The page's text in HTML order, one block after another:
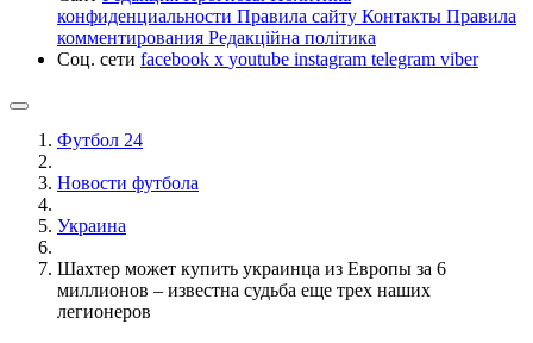
конфиденциальности Правила сайту Контакты Правила
комментирования Редакційна політика
Соц. сети facebook x youtube instagram telegram viber
Футбол 24
Новости футбола
Украина
Шахтер может купить украинца из Европы за 6
миллионов – известна судьба еще трех наших
легионеров